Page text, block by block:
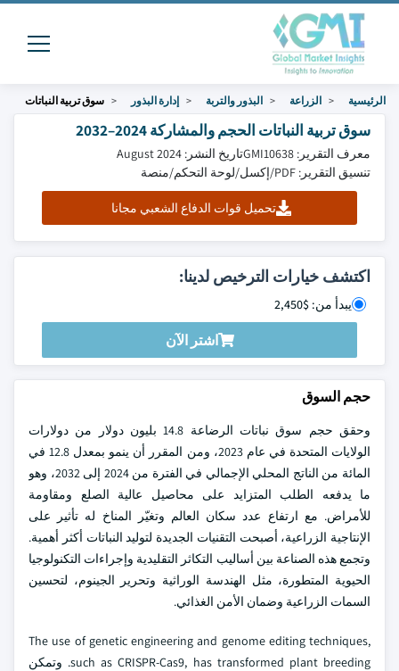
الرئيسية الزراعة البذور والتربة إدارة البذور سوق تربية النباتات
سوق تربية النباتات الحجم والمشاركة 2024–2032
معرف التقرير: GMI10638
تاريخ النشر: August 2024
تنسيق التقرير: PDF/إكسل/لوحة التحكم/منصة
تحميل قوات الدفاع الشعبي مجانا
اكتشف خيارات الترخيص لدينا:
يبدأ من: $2,450
اشتر الآن
حجم السوق
وحقق حجم سوق نباتات الرضاعة 14.8 بليون دولار من دولارات
الولايات المتحدة في عام 2023، ومن المقرر أن ينمو بمعدل 12.8 في
المائة من الناتج المحلي الإجمالي في الفترة من 2024 إلى 2032، وهو
ما يدفعه الطلب المتزايد على محاصيل عالية الصلع ومقاومة
للأمراض. مع ارتفاع عدد سكان العالم وتغيّر المناخ له تأثير على
الإنتاجية الزراعية، أصبحت التقنيات الجديدة لتوليد النباتات أكثر أهمية.
وتجمع هذه الصناعة بين أساليب التكاثر التقليدية وإجراءات التكنولوجيا
الحيوية المتطورة، مثل الهندسة الوراثية وتحرير الجينوم، لتحسين
السمات الزراعية وضمان الأمن الغذائي.
The use of genetic engineering and genome editing techniques,
such as CRISPR-Cas9, has transformed plant breeding. وتمكن